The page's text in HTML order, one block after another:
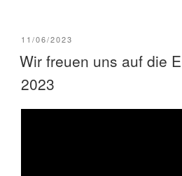
VERÖFFENTLICHT
11/06/2023
Wir freuen uns auf die
2023